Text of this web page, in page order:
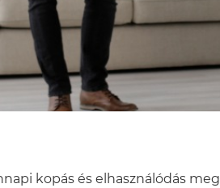
kopás és elhasználódás